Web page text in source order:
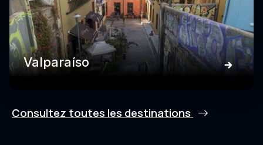
Valparaíso
Consultez toutes les destinations